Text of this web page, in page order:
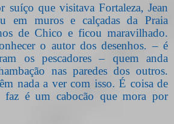
que visitava Fortaleza, Jean
em muros e calçadas da Praia
de Chico e ficou maravilhado.
o autor dos desenhos. – é
os pescadores – quem anda
nas paredes dos outros.
nada a ver com isso. É coisa de
faz é um cabocão que mora por